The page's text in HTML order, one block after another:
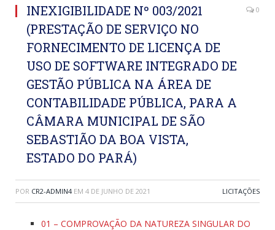
INEXIGIBILIDADE Nº 003/2021
(PRESTAÇÃO DE SERVIÇO NO
FORNECIMENTO DE LICENÇA DE
USO DE SOFTWARE INTEGRADO DE
GESTÃO PÚBLICA NA ÁREA DE
CONTABILIDADE PÚBLICA, PARA A
CÂMARA MUNICIPAL DE SÃO
SEBASTIÃO DA BOA VISTA,
ESTADO DO PARÁ)
0
POR CR2-ADMIN4 EM 4 DE JUNHO DE 2021 LICITAÇÕES
01 – COMPROVAÇÃO DA NATUREZA SINGULAR DO